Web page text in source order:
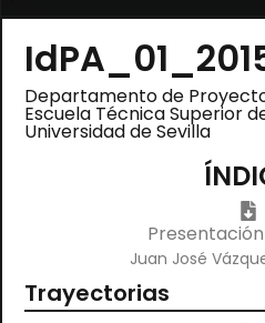
Departamento de
Escuela Técnica Superior
Universidad de Sevilla
Juan José
Trayectorias